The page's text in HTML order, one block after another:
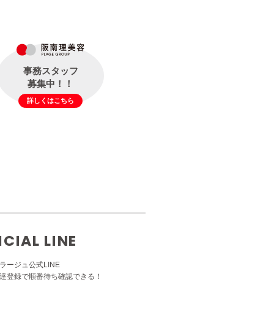
事務スタッフ
募集中！！
詳しくはこちら
LINE
ージュ公式LINE
登録で順番待ち確認できる！